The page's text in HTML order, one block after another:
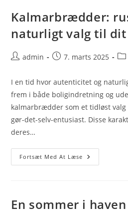
Kalmarbrædder:
naturligt valg til
Postadmin
Post7. marts 2025
I en tid hvor autenticitet og
frem i både boligindretning og
kalmarbrædder som et tidløst
gør-det-selv-entusiast. Disse
deres…
Fortsæt Med At Læse
Rustikt
Dit
Byggeprojekt
En sommer i haven